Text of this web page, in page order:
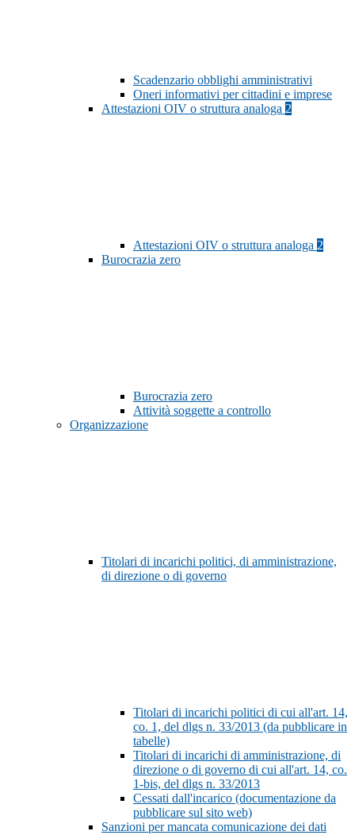
Scadenzario obblighi amministrativi
Oneri informativi per cittadini e imprese
Attestazioni OIV o struttura analoga 2
Attestazioni OIV o struttura analoga 2
Burocrazia zero
Burocrazia zero
Attività soggette a controllo
Organizzazione
Titolari di incarichi politici, di amministrazione,
di direzione o di governo
Titolari di incarichi politici di cui all'art. 14,
co. 1, del dlgs n. 33/2013 (da pubblicare in
tabelle)
Titolari di incarichi di amministrazione, di
direzione o di governo di cui all'art. 14, co.
1-bis, del dlgs n. 33/2013
Cessati dall'incarico (documentazione da
pubblicare sul sito web)
Sanzioni per mancata comunicazione dei dati